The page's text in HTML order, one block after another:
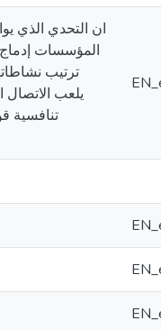
ان التحدي الذي
المؤسسات
ترتيب
يلعب
تنافسية